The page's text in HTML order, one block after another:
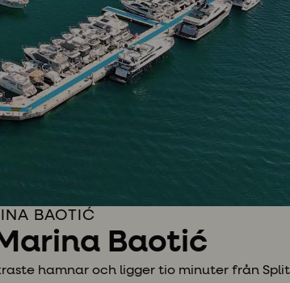
BAOTIĆ
Baotić
hamnar och ligger tio minuter från